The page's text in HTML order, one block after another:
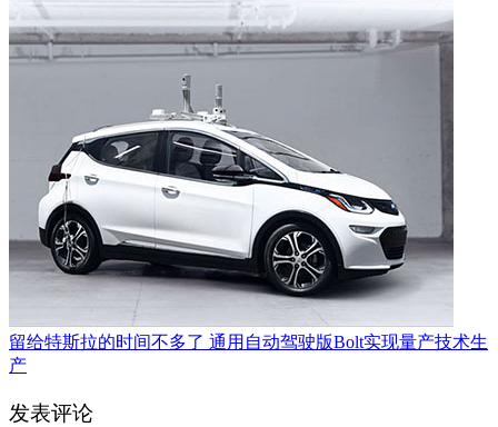
留给特斯拉的时间不多了 通用自动驾驶版Bolt实现量产技术生
产
发表评论